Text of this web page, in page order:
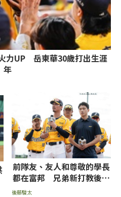
力UP 岳東華30歲打出生涯
年
前隊友、友人和尊敬的學長
都在富邦 兄弟新打教後藤
駿太：不想輸他們
後藤駿太